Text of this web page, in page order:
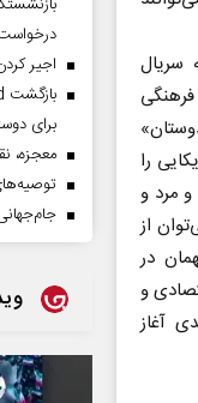
سریال
را
و مرد و
از
در
و
آغاز
اجیر
برای
معجزه،